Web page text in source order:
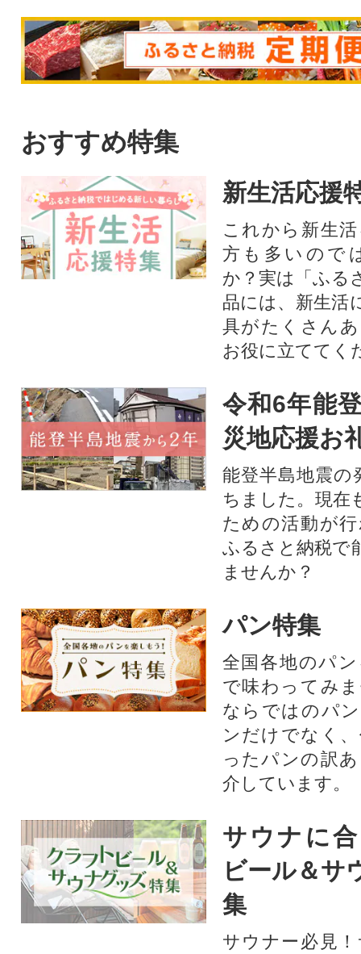
おすすめ特集
新生活応援
これから新生
方も多いので
か？実は「ふる
品には、新生活
具がたくさん
お役に立ててく
令和6年能
災地応援お
能登半島地震の
ちました。現在
ための活動が
ふるさと納税で
ませんか？
パン特集
全国各地のパ
で味わってみ
ならではのパ
ンだけでなく
ったパンの訳
介しています。
サウナに
ビール＆サ
集
サウナー必見